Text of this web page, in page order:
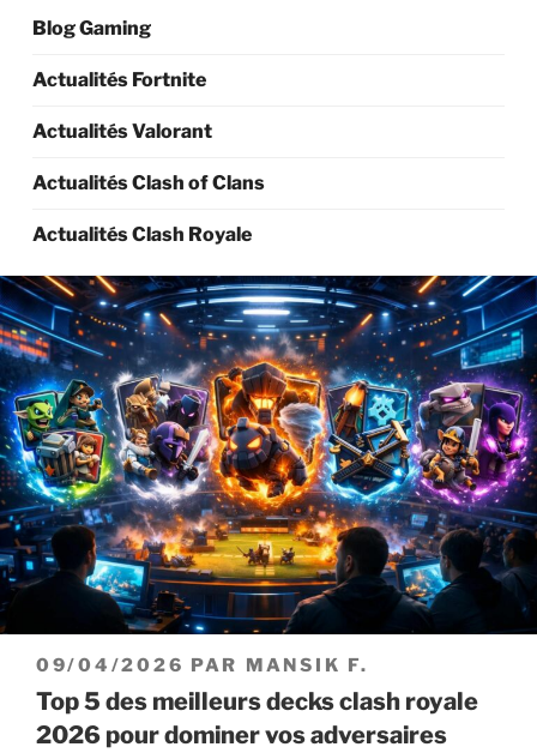
Blog Gaming
Actualités Fortnite
Actualités Valorant
Actualités Clash of Clans
Actualités Clash Royale
PUBLIÉ
LE
09/04/2026 PAR MANSIK F.
Top 5 des meilleurs decks clash royale
2026 pour dominer vos adversaires